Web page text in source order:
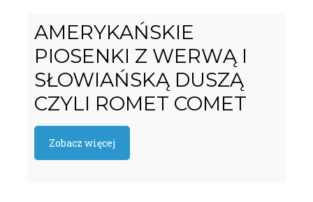
AMERYKAŃSKIE
PIOSENKI Z WERWĄ I
SŁOWIAŃSKĄ DUSZĄ
CZYLI ROMET COMET
Zobacz więcej